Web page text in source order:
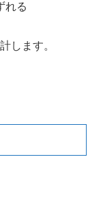
れる
します。